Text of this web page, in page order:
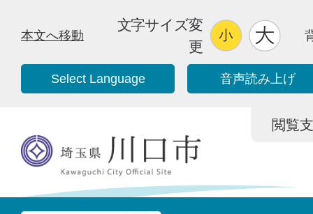
本文へ移動
文字サイズ変
更
Select Language 音声読み上げ
閲覧